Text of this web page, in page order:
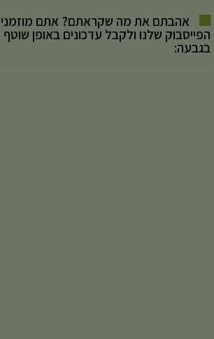
אהבתם את מה שקראתם? אתם
הפייסבוק שלנו ולקבל עדכונים באופן
בגבעה: